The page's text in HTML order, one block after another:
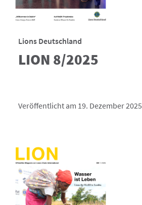
Lions Deutschland
LION 8/2025
Veröffentlicht am 19. Dezember 2025